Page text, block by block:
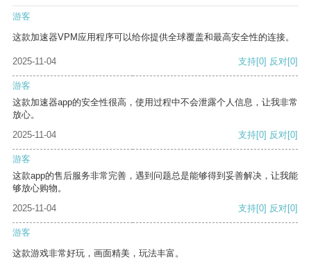
游客
这款加速器VPM应用程序可以给你提供全球覆盖和最高安全性的连接。
2025-11-04 支持[0] 反对[0]
游客
这款加速器app的安全性很高，使用过程中不会泄露个人信息，让我非常
放心。
2025-11-04
支持[0] 反对[0]
游客
这款app的售后服务非常完善，遇到问题总是能够得到妥善解决，让我能
够放心购物。
2025-11-04
支持[0] 反对[0]
游客
这款游戏非常好玩，画面精美，玩法丰富。